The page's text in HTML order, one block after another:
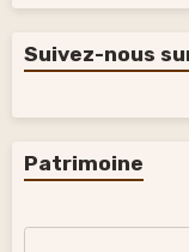
Suivez-nous
Patrimoine